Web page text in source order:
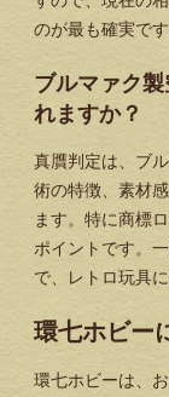
のが最も確実です
ブルマァク
れますか？
真贋判定は、ブ
術の特徴、素材
ます。特に商標
ポイントです。
で、レトロ玩具
環七ホビー
環七ホビーは、